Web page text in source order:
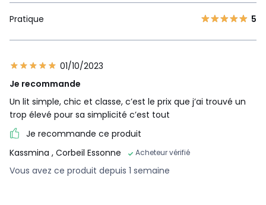
Pratique 5
01/10/2023
Je recommande
Un lit simple, chic et classe, c’est le prix que j’ai trouvé un
trop élevé pour sa simplicité c’est tout
Je recommande ce produit
Kassmina , Corbeil Essonne Acheteur vérifié
Vous avez ce produit depuis 1 semaine